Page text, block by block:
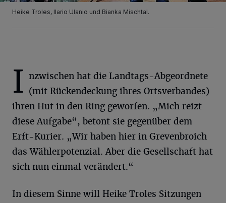
Heike Troles, Ilario Ulanio und Bianka Mischtal.
I nzwischen hat die Landtags-Abgeordnete
(mit Rückendeckung ihres Ortsverbandes)
ihren Hut in den Ring geworfen. „Mich reizt
diese Aufgabe“, betont sie gegenüber dem
Erft-Kurier. „Wir haben hier in Grevenbroich
das Wählerpotenzial. Aber die Gesellschaft hat
sich nun einmal verändert.“
In diesem Sinne will Heike Troles Sitzungen